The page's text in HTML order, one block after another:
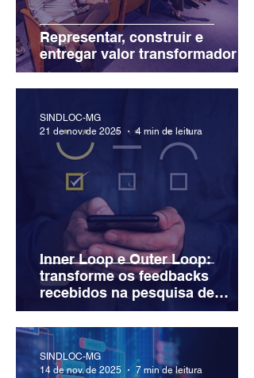
Representar, construir e
entregar valor transformador
Inner Loop e Outer Loop:
transforme os feedbacks
recebidos na pesquisa de
satisfação da sua locadora em
uma poderosa fonte de melhoria
contínua
SINDLOC-MG
21 de nov. de 2025
4 min de leitura
SINDLOC-MG
14 de nov. de 2025
7 min de leitura